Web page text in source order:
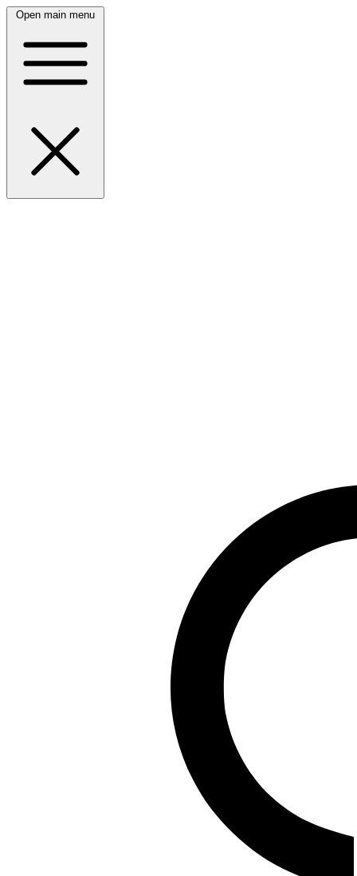
Open main menu